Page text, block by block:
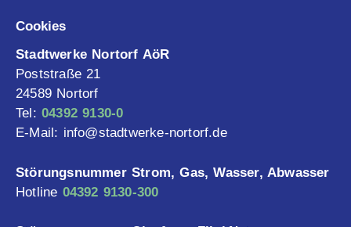
Cookies
Stadtwerke Nortorf AöR
Poststraße 21
24589 Nortorf
Tel: 04392 9130-0
E-Mail: info@stadtwerke-nortorf.de
Störungsnummer Strom, Gas, Wasser, Abwasser
Hotline 04392 9130-300